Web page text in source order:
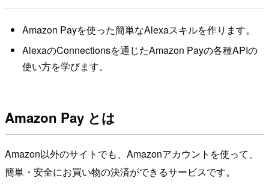
Amazon Payを使った簡単なAlexaスキルを作ります。
AlexaのConnectionsを通じたAmazon Payの各種APIの
使い方を学びます。
Amazon Pay とは
Amazon以外のサイトでも、Amazonアカウントを使って、
簡単・安全にお買い物の決済ができるサービスです。